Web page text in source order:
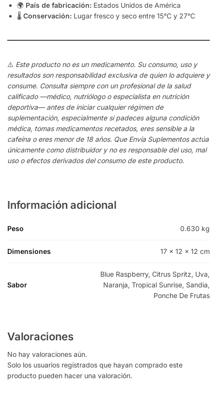
🌍 País de fabricación: Estados Unidos de América
🌡️ Conservación: Lugar fresco y seco entre 15°C y 27°C
⚠️ Este producto no es un medicamento. Su consumo, uso y
resultados son responsabilidad exclusiva de quien lo adquiere y
consume. Consulta siempre con un profesional de la salud
calificado —médico, nutriólogo o especialista en nutrición
deportiva— antes de iniciar cualquier régimen de
suplementación, especialmente si padeces alguna condición
médica, tomas medicamentos recetados, eres sensible a la
cafeína o eres menor de 18 años. Que Envía Suplementos actúa
únicamente como distribuidor y no es responsable del uso, mal
uso o efectos derivados del consumo de este producto.
Información adicional
Peso 0.630 kg
Dimensiones 17 × 12 × 12 cm
Sabor
Blue Raspberry, Citrus Spritz, Uva,
Naranja, Tropical Sunrise, Sandia,
Ponche De Frutas
Valoraciones
No hay valoraciones aún.
Solo los usuarios registrados que hayan comprado este
producto pueden hacer una valoración.